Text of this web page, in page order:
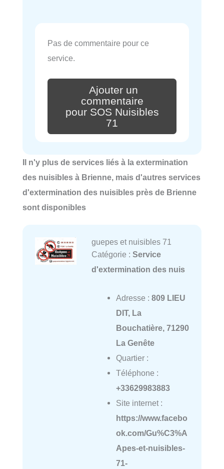
Pas de commentaire pour ce
service.
Ajouter un
commentaire
pour SOS Nuisibles
71
Il n'y plus de services liés à la extermination
des nuisibles à Brienne, mais d'autres services
d'extermination des nuisibles près de Brienne
sont disponibles
guepes et nuisibles 71
Catégorie : Service
d'extermination des nuis
Adresse : 809 LIEU
DIT, La
Bouchatière, 71290
La Genête
Quartier :
Téléphone :
+33629983883
Site internet :
https://www.facebo
ok.com/Gu%C3%A
Apes-et-nuisibles-
71-